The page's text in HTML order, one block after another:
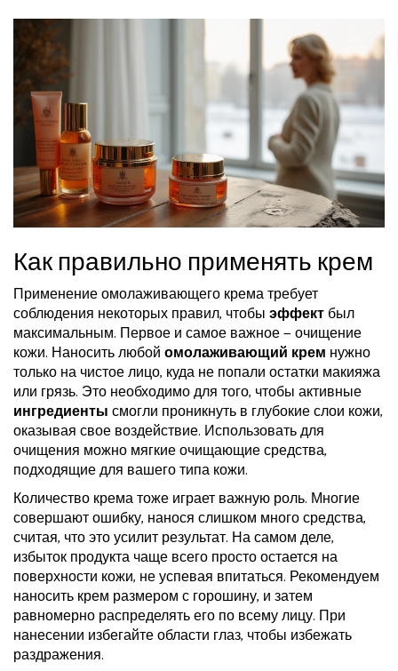
Как правильно применять крем
Применение омолаживающего крема требует
соблюдения некоторых правил, чтобыэффектбыл
максимальным. Первое и самое важное — очищение
кожи. Наносить любойомолаживающий крем нужно
только на чистое лицо, куда не попали остатки макияжа
или грязь. Это необходимо для того, чтобы активные
ингредиентысмогли проникнуть в глубокие слои кожи,
оказывая свое воздействие. Использовать для
очищения можно мягкие очищающие средства,
подходящие для вашего типа кожи.
Количество крема тоже играет важную роль. Многие
совершают ошибку, нанося слишком много средства,
считая, что это усилит результат. На самом деле,
избыток продукта чаще всего просто остается на
поверхности кожи, не успевая впитаться. Рекомендуем
наносить крем размером с горошину, и затем
равномерно распределять его по всему лицу. При
нанесении избегайте области глаз, чтобы избежать
раздражения.